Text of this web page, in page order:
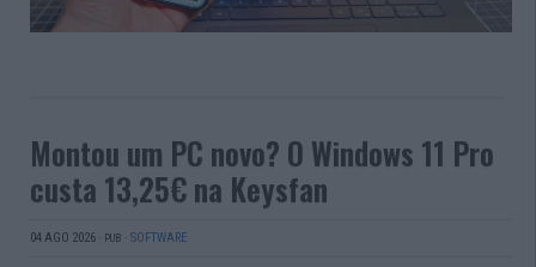
Montou um PC novo? O Windows 11 Pro
custa 13,25€ na Keysfan
04 AGO 2026 · PUB · SOFTWARE